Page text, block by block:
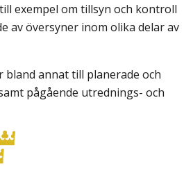
exempel om tillsyn och kontroll
av översyner inom olika delar av
bland annat till planerade och
pågående utrednings- och